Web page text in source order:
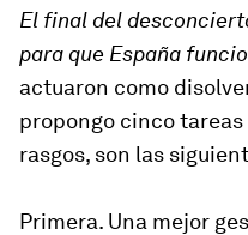
El final del
para que España
actuaron como
propongo cinco
rasgos, son las
Primera. Una mejor